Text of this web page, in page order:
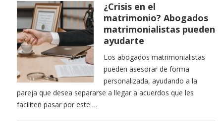
¿Crisis en el
matrimonio? Abogados
matrimonialistas pueden
ayudarte
Los abogados matrimonialistas
pueden asesorar de forma
personalizada, ayudando a la
pareja que desea separarse a llegar a acuerdos que les
faciliten pasar por este …